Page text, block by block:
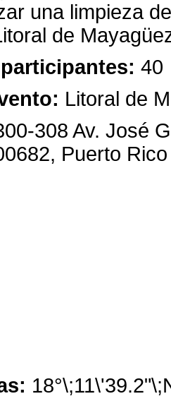
una limpieza
de
participantes:40
Litoral de
308 Av. José
Puerto Rico